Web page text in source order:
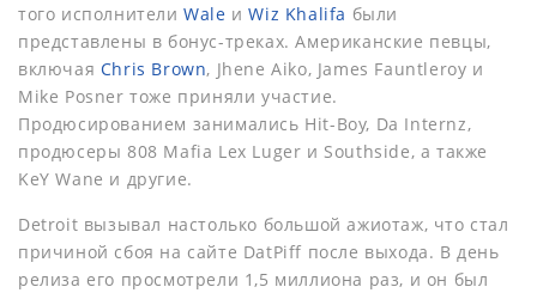
того исполнителиWale иWiz Khalifa были
представлены в бонус-треках. Американские певцы,
включая Chris Brown, Jhene Aiko, James Fauntleroy и
Mike Posner тоже приняли участие.
Продюсированием занимались Hit-Boy, Da Internz,
продюсеры 808 Mafia Lex Luger и Southside, а также
KeY Wane и другие.
Detroit вызывал настолько большой ажиотаж, что стал
причиной сбоя на сайте DatPiff после выхода. В день
релиза его просмотрели 1,5 миллиона раз, и он был